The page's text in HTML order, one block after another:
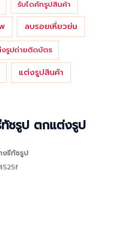
รับไดคัทรูปสินค้า
ลบรอยเหี่ยวย่น
รูปถ่ายติดบัตร
แต่งรูปสินค้า
ชรูป ตกแต่งรูป
งรีทัชรูป